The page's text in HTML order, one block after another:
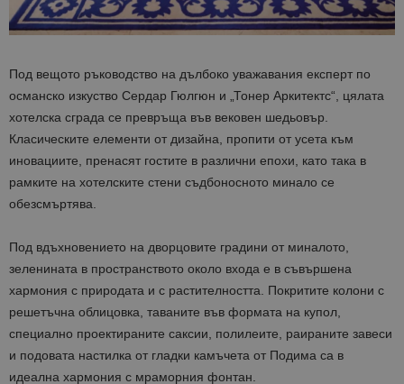
Под вещото ръководство на дълбоко уважавания експерт по
османско изкуство Сердар Гюлгюн и „Тонер Аркитектс“, цялата
хотелска сграда се превръща във вековен шедьовър.
Класическите елементи от дизайна, пропити от усета към
иновациите, пренасят гостите в различни епохи, като така в
рамките на хотелските стени съдбоносното минало се
обезсмъртява.
Под вдъхновението на дворцовите градини от миналото,
зеленината в пространството около входа е в съвършена
хармония с природата и с растителността. Покритите колони с
решетъчна облицовка, таваните във формата на купол,
специално проектираните саксии, полилеите, раираните завеси
и подовата настилка от гладки камъчета от Подима са в
идеална хармония с мраморния фонтан.